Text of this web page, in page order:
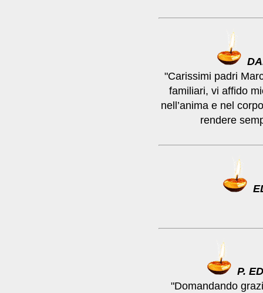
"Carissimi padri
familiari, vi affido
nell’anima e nel
rendere
P.
"Domandando